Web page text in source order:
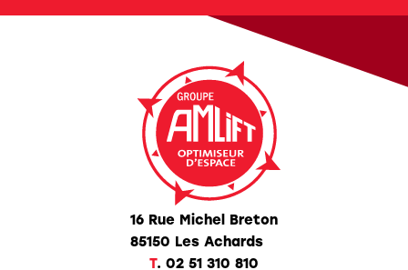
16 Rue Michel Breton
85150 Les Achards
T. 02 51 310 810